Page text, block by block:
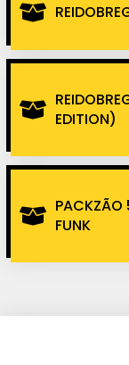
EDITION)
PACKZÃO
FUNK